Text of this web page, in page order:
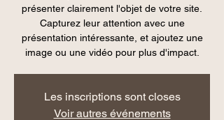
présenter clairement l'objet de votre site.
Capturez leur attention avec une
présentation intéressante, et ajoutez une
image ou une vidéo pour plus d'impact.
Les inscriptions sont closes
Voir autres événements